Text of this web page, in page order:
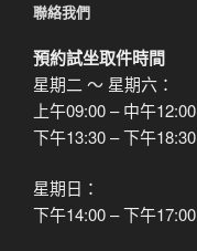
聯絡我們
預約試坐取件時間
星期二 ～ 星期六：
上午09:00 – 中午12:00
下午13:30 – 下午18:30
星期日：
下午14:00 – 下午17:00